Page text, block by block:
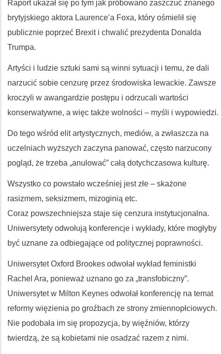
Raport ukazał się po tym jak próbowano zaszczuć znanego
brytyjskiego aktora Laurence’a Foxa, który ośmielił się
publicznie poprzeć Brexit i chwalić prezydenta Donalda
Trumpa.
Artyści i ludzie sztuki sami są winni sytuacji i temu, że dali
narzucić sobie cenzurę przez środowiska lewackie. Zawsze
kroczyli w awangardzie postępu i odrzucali wartości
konserwatywne, a więc także wolności – myśli i wypowiedzi.
Do tego wśród elit artystycznych, mediów, a zwłaszcza na
uczelniach wyższych zaczyna panować, często narzucony
pogląd, że trzeba „anulować” całą dotychczasowa kulturę.
Wszystko co powstało wcześniej jest złe – skażone
rasizmem, seksizmem, mizoginią etc.
Coraz powszechniejsza staje się cenzura instytucjonalna.
Uniwersytety odwołują konferencje i wykłady, które mogłyby
być uznane za odbiegające od politycznej poprawności.
Uniwersytet Oxford Brookes odwołał wykład feministki
Rachel Ara, ponieważ uznano go za „transfobiczny”.
Uniwersytet w Milton Keynes odwołał konferencję na temat
reformy więzienia po groźbach ze strony zmiennopłciowych.
Nie podobała im się propozycja, by więźniów, którzy
twierdzą, że są kobietami nie osadzać razem z nimi.